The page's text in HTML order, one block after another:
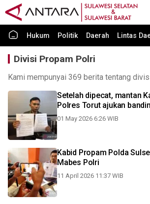
Hukum Politik Daerah Lintas
Divisi Propam Polri
Kami mempunyai 369 berita tentang
Setelah dipecat, mantan
Polres Torut ajukan
01 May 2026 6:26 WIB
Kabid Propam Polda
Mabes Polri
11 April 2026 11:37 WIB